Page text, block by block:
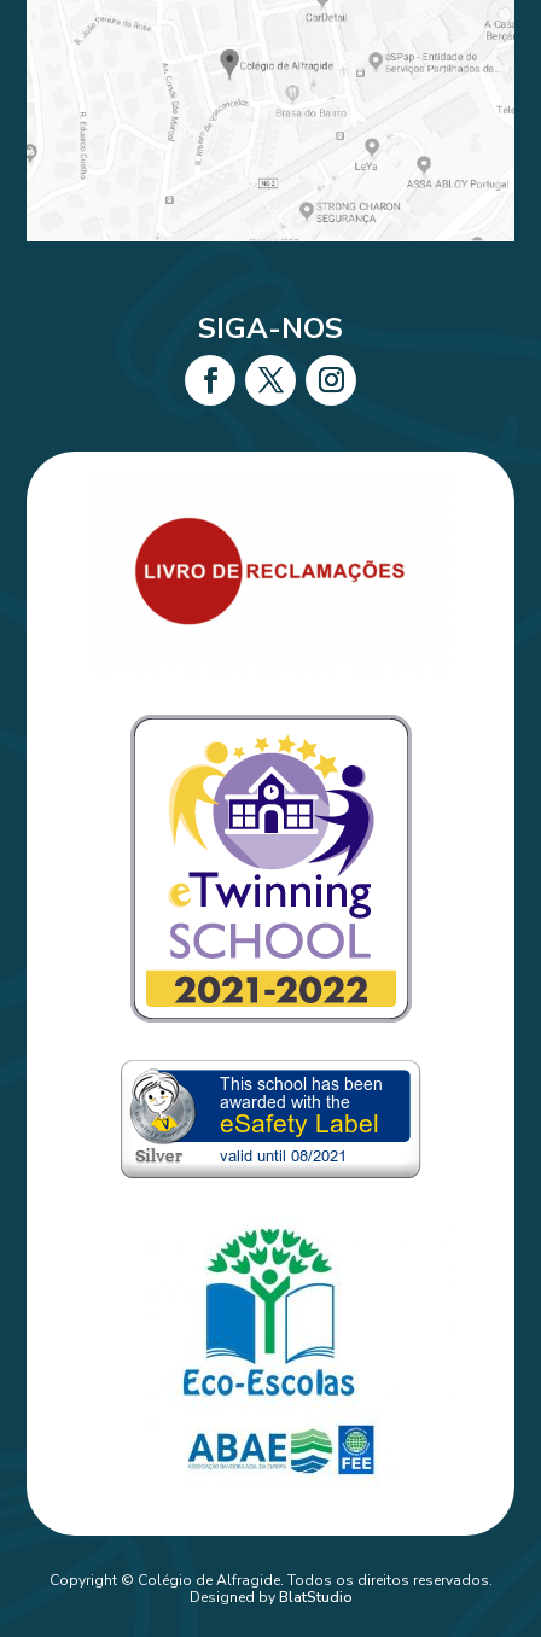
SIGA-NOS
Copyright © Colégio de Alfragide. Todos os direitos reservados.
Designed byBlatStudio